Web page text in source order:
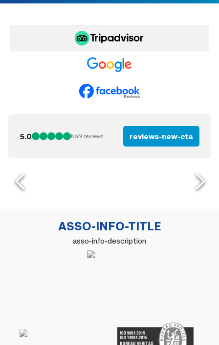
5.0 NaN reviews reviews-new-cta
ASSO-INFO-TITLE
asso-info-description